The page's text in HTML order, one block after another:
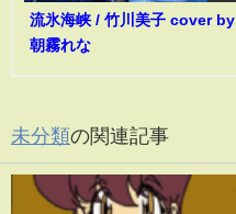
流氷海峡 / 竹川美子 cover by
朝霧れな
未分類の関連記事